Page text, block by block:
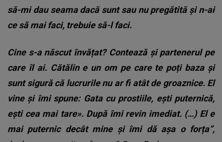
să-mi dau seama dacă sunt sau nu pregătită și n-ai
ce să mai faci, trebuie să-l faci.
Cine s-a născut învățat? Contează și partenerul pe
care îl ai. Cătălin e un om pe care te poți baza și
sunt sigură că lucrurile nu ar fi atât de groaznice. El
vine și îmi spune: Gata cu prostiile, ești puternică,
ești cea mai tare». După îmi revin imediat. (…) El e
mai puternic decât mine și îmi dă așa o forța”,